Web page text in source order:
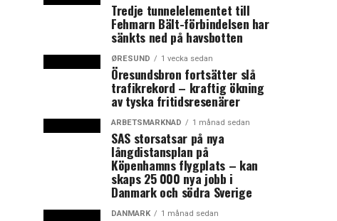
Tredje tunnelelementet till
Fehmarn Bält-förbindelsen har
sänkts ned på havsbotten
ØRESUND 1 vecka sedan
Öresundsbron fortsätter slå
trafikrekord – kraftig ökning
av tyska fritidsresenärer
ARBETSMARKNAD 1 månad sedan
SAS storsatsar på nya
långdistansplan på
Köpenhamns flygplats – kan
skaps 25 000 nya jobb i
Danmark och södra Sverige
DANMARK 1 månad sedan